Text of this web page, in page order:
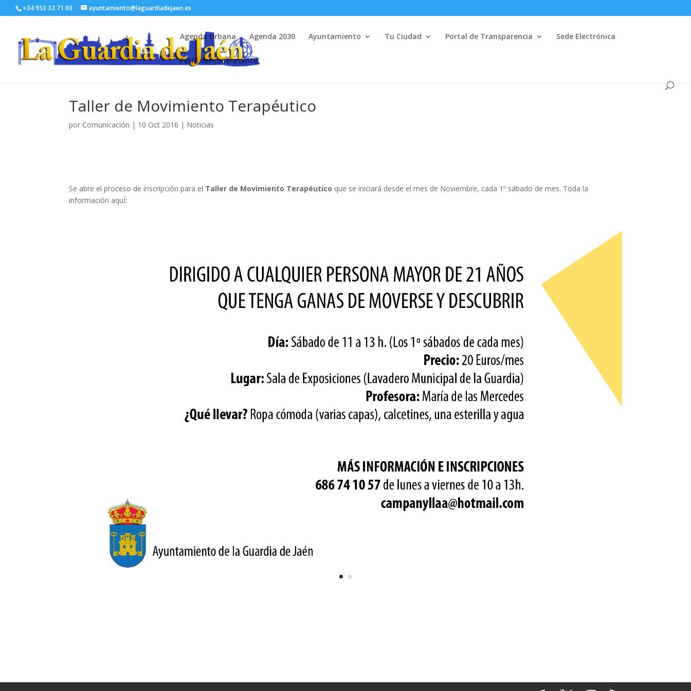
+34 953 32 71 00 ayuntamiento@laguardiadejaen.es
Agenda Urbana Agenda 2030 Ayuntamiento Tu Ciudad Portal de Transparencia Sede Electrónica
Perfil del contratante
Taller de Movimiento Terapéutico
por Comunicación | 10 Oct 2016 | Noticias
Se abre el proceso de inscripción para el Taller de Movimiento Terapéutico que se iniciará desde el mes de Noviembre, cada 1º sábado de mes. Toda la
información aquÍ: